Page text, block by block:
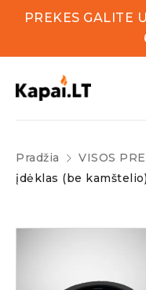
PREKES GALITE
Pradžia VISOS
įdėklas (be kamštelio)